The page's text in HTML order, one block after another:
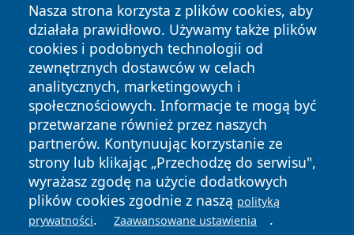
Nasza strona korzysta z plików cookies, aby
działała prawidłowo. Używamy także plików
cookies i podobnych technologii od
zewnętrznych dostawców w celach
analitycznych, marketingowych i
społecznościowych. Informacje te mogą być
przetwarzane również przez naszych
partnerów. Kontynuując korzystanie ze
strony lub klikając „Przechodzę do serwisu",
wyrażasz zgodę na użycie dodatkowych
plików cookies zgodnie z naszą polityką
prywatności. Zaawansowane ustawienia .
Copyright © 2026 suwalkinews.pl Wszystkie prawa
zastrzeżone.
News Autorzy
Polityka
Prywatności
Polityka
Cookies